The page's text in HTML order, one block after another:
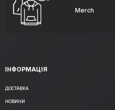
Merch
ІНФОРМАЦІЯ
ДОСТАВКА
НОВИНИ